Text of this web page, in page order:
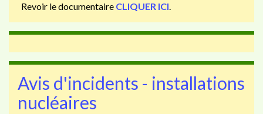
Revoir le documentaire CLIQUER ICI.
Avis d'incidents - installations
nucléaires